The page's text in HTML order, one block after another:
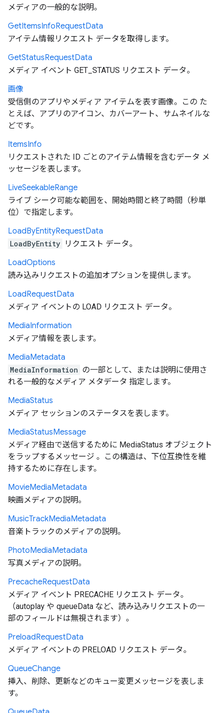
メディアの一般的な説明。
GetItemsInfoRequestData
アイテム情報リクエスト データを取得します。
GetStatusRequestData
メディア イベント GET_STATUS リクエスト データ。
画像
受信側のアプリやメディア アイテムを表す画像。この た
とえば、アプリのアイコン、カバーアート、サムネイルな
どです。
ItemsInfo
リクエストされた ID ごとのアイテム情報を含むデータ メ
ッセージを表します。
LiveSeekableRange
ライブ シーク可能な範囲を、開始時間と終了時間（秒単
位）で指定します。
LoadByEntityRequestData
LoadByEntity リクエスト データ。
LoadOptions
読み込みリクエストの追加オプションを提供します。
LoadRequestData
メディア イベントの LOAD リクエスト データ。
MediaInformation
メディア情報を表します。
MediaMetadata
MediaInformation の一部として、または説明に使用さ
れる一般的なメディア メタデータ 指定します。
MediaStatus
メディア セッションのステータスを表します。
MediaStatusMessage
メディア経由で送信するために MediaStatus オブジェクト
をラップするメッセージ 。この構造は、下位互換性を維
持するために存在します。
MovieMediaMetadata
映画メディアの説明。
MusicTrackMediaMetadata
音楽トラックのメディアの説明。
PhotoMediaMetadata
写真メディアの説明。
PrecacheRequestData
メディア イベント PRECACHE リクエスト データ。
（autoplay や queueData など、読み込みリクエストの一
部のフィールドは無視されます）。
PreloadRequestData
メディア イベントの PRELOAD リクエスト データ。
QueueChange
挿入、削除、更新などのキュー変更メッセージを表しま
す。